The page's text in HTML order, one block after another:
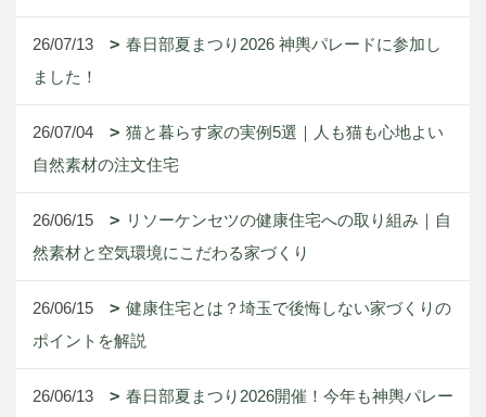
26/07/13
春日部夏まつり2026 神輿パレードに参加し
ました！
26/07/04
猫と暮らす家の実例5選｜人も猫も心地よい
自然素材の注文住宅
26/06/15
リソーケンセツの健康住宅への取り組み｜自
然素材と空気環境にこだわる家づくり
26/06/15
健康住宅とは？埼玉で後悔しない家づくりの
ポイントを解説
26/06/13
春日部夏まつり2026開催！今年も神輿パレー